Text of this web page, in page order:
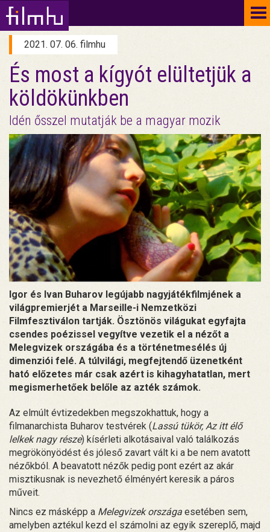
2021. 07. 06. filmhu
És most a kígyót elültetjük a
köldökünkben
Idén ősszel mutatják be a magyar mozik
Igor és Ivan Buharov legújabb nagyjátékfilmjének a
világpremierjét a Marseille-i Nemzetközi
Filmfesztiválon tartják. Ösztönös világukat egyfajta
csendes poézissel vegyítve vezetik el a nézőt a
Melegvizek országába és a történetmesélés új
dimenziói felé. A túlvilági, megfejtendő üzenetként
ható előzetes már csak azért is kihagyhatatlan, mert
megismerhetőek belőle az azték számok.
Az elmúlt évtizedekben megszokhattuk, hogy a
filmanarchista Buharov testvérek (Lassú tükör, Az itt élő
lelkek nagy része) kísérleti alkotásaival való találkozás
megrökönyödést és jóleső zavart vált ki a be nem avatott
nézőkból. A beavatott nézők pedig pont ezért az akár
misztikusnak is nevezhető élményért keresik a páros
műveit.
Nincs ez másképp a Melegvizek országa esetében sem,
amelyben aztékul kezd el számolni az egyik szereplő, majd